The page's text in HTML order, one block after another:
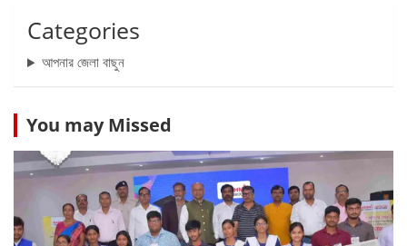
Categories
আপনার জেলা বাছুন
You may Missed